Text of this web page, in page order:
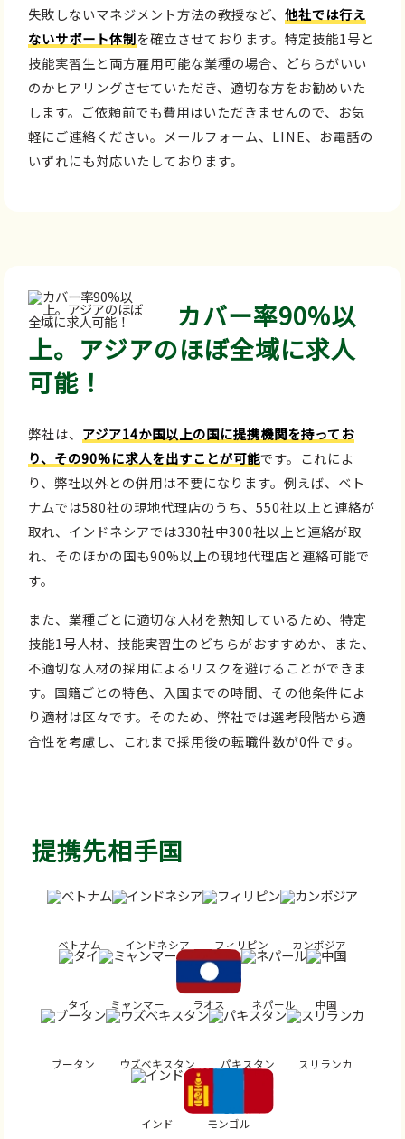
失敗しないマネジメント方法の教授など、他社では行え
ないサポート体制を確立させております。特定技能1号と
技能実習生と両方雇用可能な業種の場合、どちらがいい
のかヒアリングさせていただき、適切な方をお勧めいた
します。ご依頼前でも費用はいただきませんので、お気
軽にご連絡ください。メールフォーム、LINE、お電話の
いずれにも対応いたしております。
カバー率90%以
上。アジアのほぼ全域に求人
可能！
弊社は、 アジア14か国以上の国に提携機関を持ってお
り、その90%に求人を出すことが可能です。これによ
り、弊社以外との併用は不要になります。例えば、ベト
ナムでは580社の現地代理店のうち、550社以上と連絡が
取れ、インドネシアでは330社中300社以上と連絡が取
れ、そのほかの国も90%以上の現地代理店と連絡可能で
す。
また、業種ごとに適切な人材を熟知しているため、特定
技能1号人材、技能実習生のどちらがおすすめか、また、
不適切な人材の採用によるリスクを避けることができま
す。国籍ごとの特色、入国までの時間、その他条件によ
り適材は区々です。そのため、弊社では選考段階から適
合性を考慮し、これまで採用後の転職件数が0件です。
提携先相手国
ベトナム インドネシア フィリピン カンボジア
タイ ミャンマー ラオス ネパール 中国
ブータン ウズベキスタン パキスタン スリランカ
インド モンゴル